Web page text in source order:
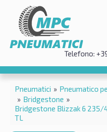
Telefono:
Pneumatici » Pneumatico
» Bridgestone »
Bridgestone Blizzak 6 235/
TL